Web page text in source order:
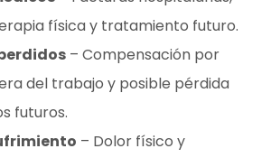
física y tratamiento futuro.
– Compensación por
del trabajo y posible pérdida
futuros.
– Dolor físico y